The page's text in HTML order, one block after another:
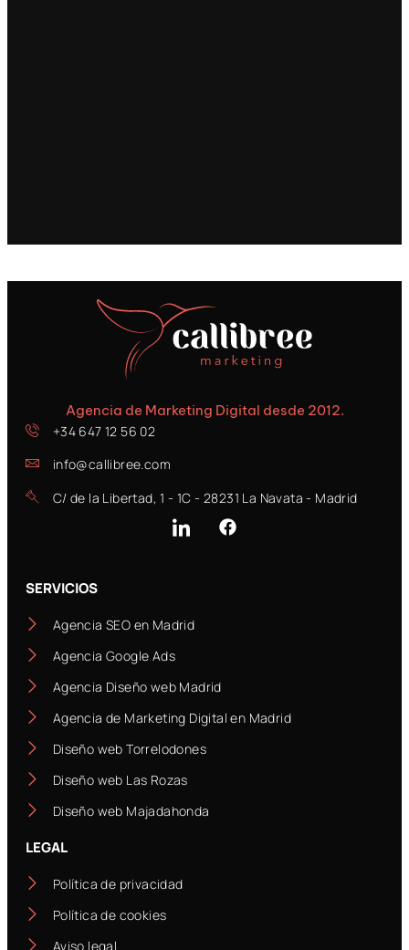
Agencia de Marketing Digital desde 2012.
+34 647 12 56 02
info@callibree.com
C/ de la Libertad, 1 - 1C - 28231 La Navata - Madrid
SERVICIOS
Agencia SEO en Madrid
Agencia Google Ads
Agencia Diseño web Madrid
Agencia de Marketing Digital en Madrid
Diseño web Torrelodones
Diseño web Las Rozas
Diseño web Majadahonda
LEGAL
Política de privacidad
Política de cookies
Aviso legal